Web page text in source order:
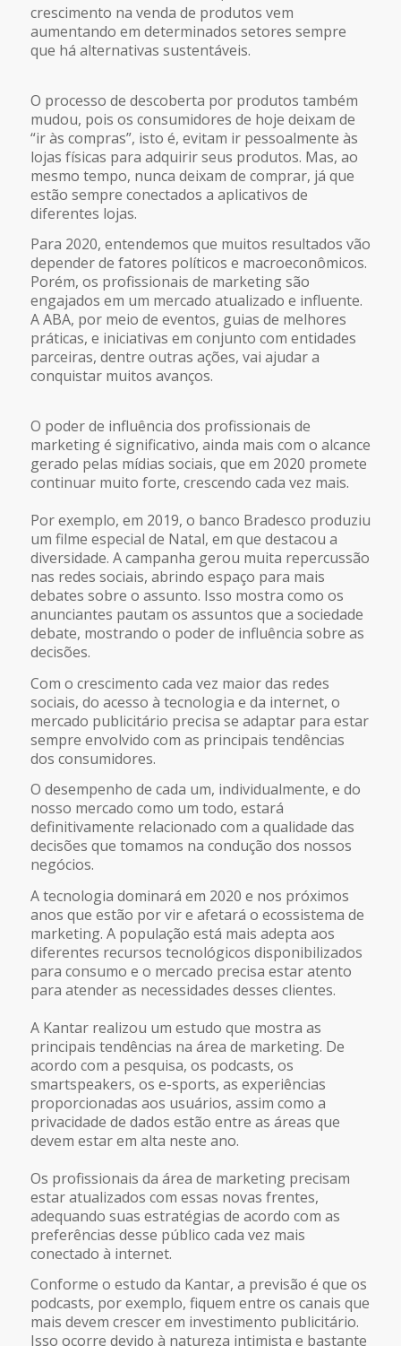
crescimento na venda de produtos vem
aumentando em determinados setores sempre
que há alternativas sustentáveis.
O processo de descoberta por produtos também
mudou, pois os consumidores de hoje deixam de
“ir às compras”, isto é, evitam ir pessoalmente às
lojas físicas para adquirir seus produtos. Mas, ao
mesmo tempo, nunca deixam de comprar, já que
estão sempre conectados a aplicativos de
diferentes lojas.
Para 2020, entendemos que muitos resultados vão
depender de fatores políticos e macroeconômicos.
Porém, os profissionais de marketing são
engajados em um mercado atualizado e influente.
A ABA, por meio de eventos, guias de melhores
práticas, e iniciativas em conjunto com entidades
parceiras, dentre outras ações, vai ajudar a
conquistar muitos avanços.
O poder de influência dos profissionais de
marketing é significativo, ainda mais com o alcance
gerado pelas mídias sociais, que em 2020 promete
continuar muito forte, crescendo cada vez mais.
Por exemplo, em 2019, o banco Bradesco produziu
um filme especial de Natal, em que destacou a
diversidade. A campanha gerou muita repercussão
nas redes sociais, abrindo espaço para mais
debates sobre o assunto. Isso mostra como os
anunciantes pautam os assuntos que a sociedade
debate, mostrando o poder de influência sobre as
decisões.
Com o crescimento cada vez maior das redes
sociais, do acesso à tecnologia e da internet, o
mercado publicitário precisa se adaptar para estar
sempre envolvido com as principais tendências
dos consumidores.
O desempenho de cada um, individualmente, e do
nosso mercado como um todo, estará
definitivamente relacionado com a qualidade das
decisões que tomamos na condução dos nossos
negócios.
A tecnologia dominará em 2020 e nos próximos
anos que estão por vir e afetará o ecossistema de
marketing. A população está mais adepta aos
diferentes recursos tecnológicos disponibilizados
para consumo e o mercado precisa estar atento
para atender as necessidades desses clientes.
A Kantar realizou um estudo que mostra as
principais tendências na área de marketing. De
acordo com a pesquisa, os podcasts, os
smartspeakers, os e-sports, as experiências
proporcionadas aos usuários, assim como a
privacidade de dados estão entre as áreas que
devem estar em alta neste ano.
Os profissionais da área de marketing precisam
estar atualizados com essas novas frentes,
adequando suas estratégias de acordo com as
preferências desse público cada vez mais
conectado à internet.
Conforme o estudo da Kantar, a previsão é que os
podcasts, por exemplo, fiquem entre os canais que
mais devem crescer em investimento publicitário.
Isso ocorre devido à natureza intimista e bastante